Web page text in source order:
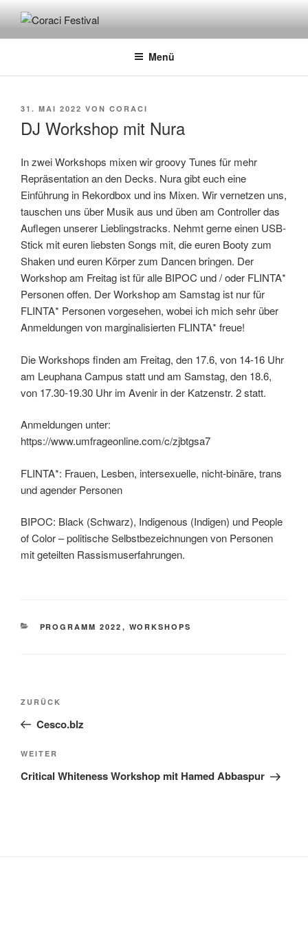
Inhalt
springenCORACI FESTIVAL
Festival Contre le Racisme Lüneburg
Menü
VERÖFFENTLICHT
31. MAI 2022 VON CORACI
DJ Workshop mit Nura
In zwei Workshops mixen wir groovy Tunes für mehr
Repräsentation an den Decks. Nura gibt euch eine
Einführung in Rekordbox und ins Mixen. Wir vernetzen uns,
tauschen uns über Musik aus und üben am Controller das
Auflegen unserer Lieblingstracks. Nehmt gerne einen USB-
Stick mit euren liebsten Songs mit, die euren Booty zum
Shaken und euren Körper zum Dancen bringen. Der
Workshop am Freitag ist für alle BIPOC und / oder FLINTA*
Personen offen. Der Workshop am Samstag ist nur für
FLINTA* Personen vorgesehen, wobei ich mich sehr über
Anmeldungen von marginalisierten FLINTA* freue!
Die Workshops finden am Freitag, den 17.6, von 14-16 Uhr
am Leuphana Campus statt und am Samstag, den 18.6,
von 17.30-19.30 Uhr im Avenir in der Katzenstr. 2 statt.
Anmeldungen unter:
https://www.umfrageonline.com/c/zjbtgsa7
FLINTA*: Frauen, Lesben, intersexuelle, nicht-binäre, trans
und agender Personen
BIPOC: Black (Schwarz), Indigenous (Indigen) und People
of Color – politische Selbstbezeichnungen von Personen
mit geteilten Rassismuserfahrungen.
KATEGORIEN
PROGRAMM 2022 , WORKSHOPS
Beitragsnavigation
Vorheriger
Beitrag
ZURÜCK
Cesco.blz
Nächster
Beitrag
WEITER
Critical Whiteness Workshop mit Hamed Abbaspur